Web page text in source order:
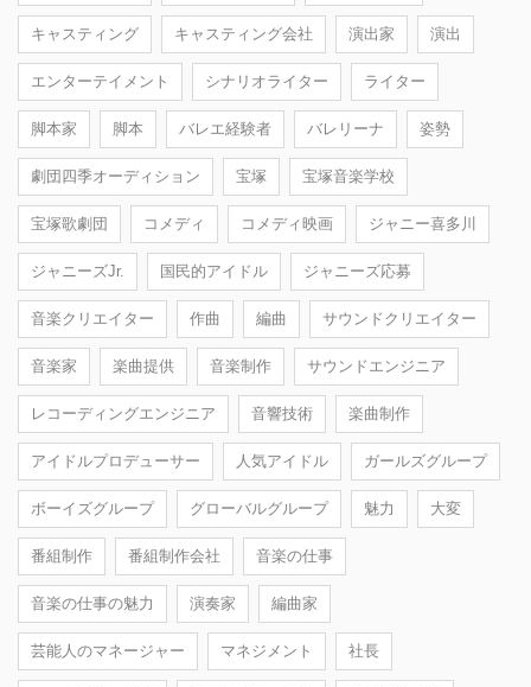
キャスティング キャスティング会社 演出家 演出
エンターテイメント シナリオライター ライター
脚本家 脚本 バレエ経験者 バレリーナ 姿勢
劇団四季オーディション 宝塚 宝塚音楽学校
宝塚歌劇団 コメディ コメディ映画 ジャニー喜多川
ジャニーズJr. 国民的アイドル ジャニーズ応募
音楽クリエイター 作曲 編曲 サウンドクリエイター
音楽家 楽曲提供 音楽制作 サウンドエンジニア
レコーディングエンジニア 音響技術 楽曲制作
アイドルプロデューサー 人気アイドル ガールズグループ
ボーイズグループ グローバルグループ 魅力 大変
番組制作 番組制作会社 音楽の仕事
音楽の仕事の魅力 演奏家 編曲家
芸能人のマネージャー マネジメント 社長